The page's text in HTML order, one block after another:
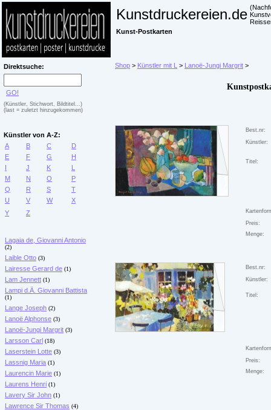
Kunstdruckereien.de
Kunst-Postkarten
Direktsuche:
GO!
(Künstler, Stichwort, Bildtitel...)
(last = zuletzt hinzugekommen)
Künstler von A-Z:
A
B C
D
E
F G
H
I
J K
L
M
N O
P
Q
R S
T
U
V W
X
Y
Z
Lagaia de, Giovanni Antonio
(2)
Laible Otto (3)
Lairesse Gerard de (1)
Lam Jennett (1)
Lampi d.Ä. Giovanni Battista
(1)
Lange Joseph (2)
Lanoë Alphonse (3)
Lanoë-Jungi Margrit (3)
Larsson Carl (18)
Laserstein Lotte (3)
Lassnig Maria (1)
Laurencin Marie (1)
Laurens Henri (1)
Lavery Sir John (1)
Lawrence Sir Thomas (4)
Shop > Künstler mit L > Lanoë-Jungi Margrit >
Best.nr:
Künstler:
Titel:
Preis:
Menge:
Best.nr:
Künstler:
Titel:
Preis:
Menge: